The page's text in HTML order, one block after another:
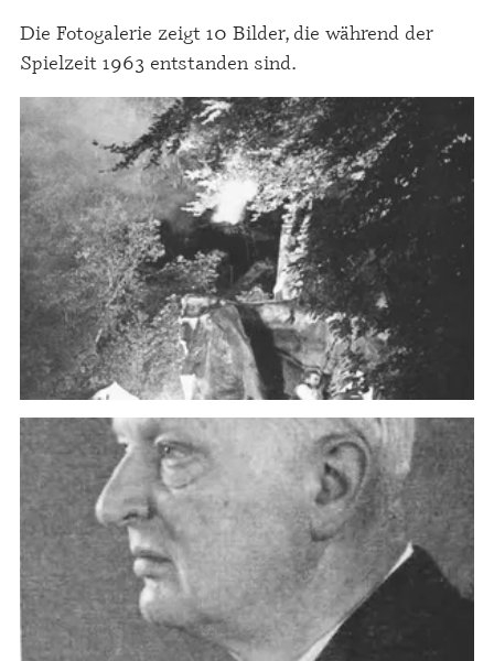
Die Fotogalerie zeigt 10 Bilder, die während der
Spielzeit 1963 entstanden sind.